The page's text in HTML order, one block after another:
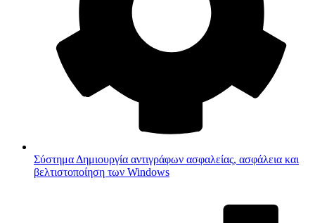
Σύστημα Δημιουργία αντιγράφων ασφαλείας, ασφάλεια και
βελτιστοποίηση των Windows